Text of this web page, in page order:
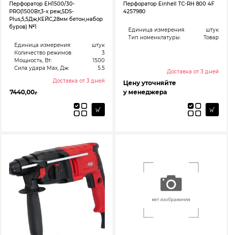
Перфоратор EH1500/30-
PRO(1500Вт,3-х реж,SDS-
Plus,5,5Дж,КЕЙС,28мм бетон,набор
буров) №1
Единица измерения:
штук
Количество режимов:
3
Мощность, Вт:
1500
Сила удара Max, Дж:
5.5
Доставка от 3 дней
7440,00₽
Перфоратор Einhell TC-RH 800 4F
4257980
Единица измерения:
штук
Тип номенклатуры:
Товар
Доставка от 3 дней
Цену уточняйте
у менеджера